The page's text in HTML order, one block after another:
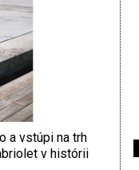
a vstúpi na trh
v histórii